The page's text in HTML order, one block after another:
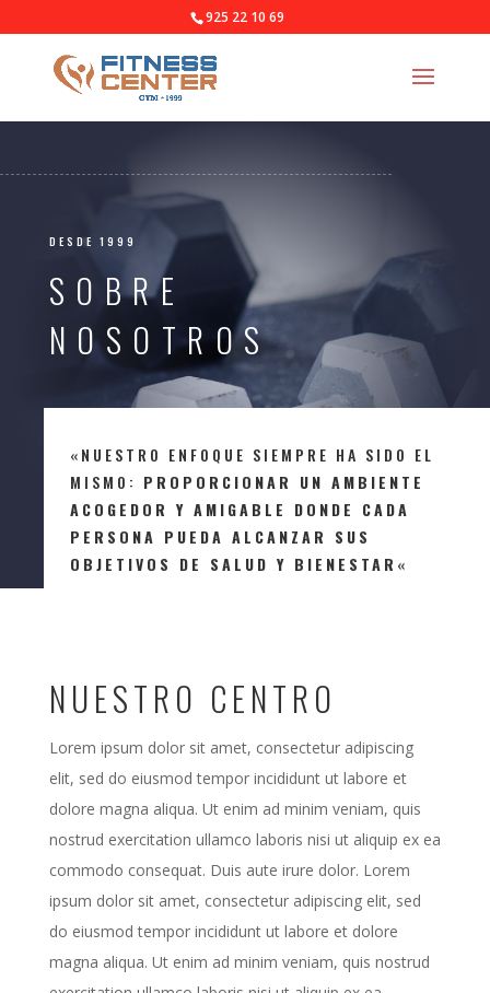
925 22 10 69
DESDE 1999
SOBRE
NOSOTROS
«NUESTRO ENFOQUE SIEMPRE HA SIDO EL
MISMO: P ROPORCIONAR UN AMBIENTE
ACOGEDOR Y AMIGABLE DONDE CADA
PERSONA PUEDA ALCANZAR SUS
OBJETIVOS DE SALUD Y BIENESTAR «
NUESTRO CENTRO
Lorem ipsum dolor sit amet, consectetur adipiscing
elit, sed do eiusmod tempor incididunt ut labore et
dolore magna aliqua. Ut enim ad minim veniam, quis
nostrud exercitation ullamco laboris nisi ut aliquip ex ea
commodo consequat. Duis aute irure dolor. Lorem
ipsum dolor sit amet, consectetur adipiscing elit, sed
do eiusmod tempor incididunt ut labore et dolore
magna aliqua. Ut enim ad minim veniam, quis nostrud